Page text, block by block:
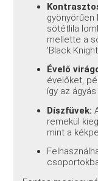
gyönyörűen
sötétlila
mellette a
'Black
Évelő
évelőket,
így az
Díszfüvek:
remekül
mint a